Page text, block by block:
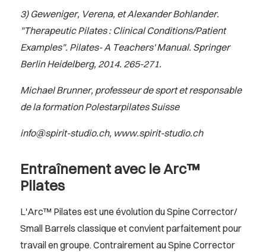
3) Geweniger, Verena, et Alexander Bohlander.
"Therapeutic Pilates : Clinical Conditions/Patient
Examples". Pilates- A Teachers' Manual. Springer
Berlin Heidelberg, 2014. 265-271.
Michael Brunner, professeur de sport et responsable
de la formation Polestarpilates Suisse
info@spirit-studio.ch, www.spirit-studio.ch
Entraînement avec leArc™
Pilates
L'Arc™ Pilates est une évolution du Spine Corrector/
Small Barrels classique et convient parfaitement pour
travail en groupe. Contrairement au Spine Corrector